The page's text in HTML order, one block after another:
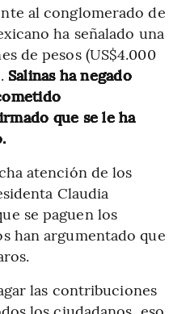
al conglomerado de
ha señalado una
de pesos (US$4.000
Salinas ha negado
que se le ha
atención de los
Claudia
se paguen los
han argumentado que
las contribuciones